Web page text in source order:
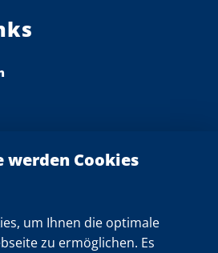
um Ihnen die optimale
zu ermöglichen. Es